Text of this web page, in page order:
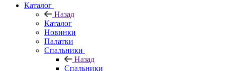
Каталог
Назад
Каталог
Новинки
Палатки
Спальники
Назад
Спальники